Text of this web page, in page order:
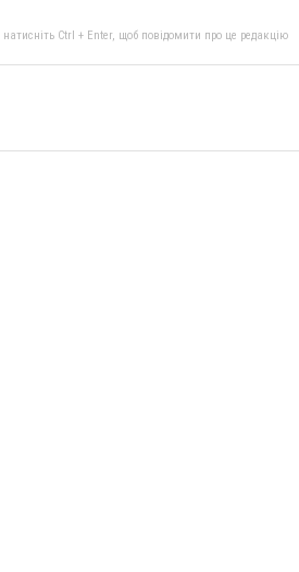
Ctrl + Enter, щоб повідомити про це редакцію